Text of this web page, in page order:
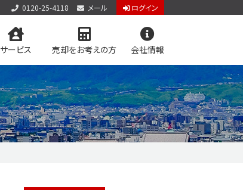
0120-25-4118 メール ログイン
サービス 売却をお考えの方 会社情報
アクセス
お問い合わせ
個人情報保護方針